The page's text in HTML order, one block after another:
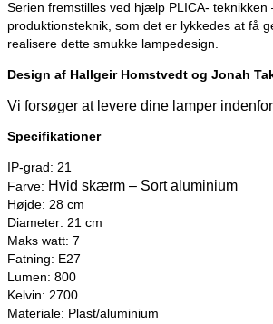
Serien fremstilles ved hjælp PLICA- teknikken
produktionsteknik, som det er lykkedes at få
realisere dette smukke lampedesign.
Design af Hallgeir Homstvedt og Jonah
Vi forsøger at levere dine lamper
Specifikationer
IP-grad: 21
Farve: Hvid skærm – Sort aluminium
Højde: 28 cm
Diameter: 21 cm
Maks watt: 7
Fatning: E27
Lumen: 800
Kelvin: 2700
Materiale: Plast/aluminium